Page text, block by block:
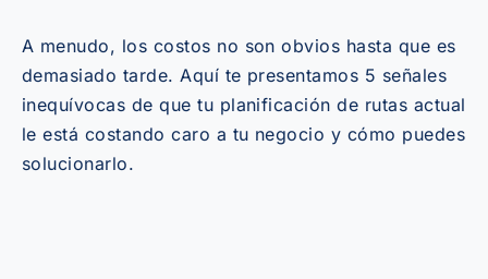
A menudo, los costos no son obvios hasta que es
demasiado tarde. Aquí te presentamos 5 señales
inequívocas de que tu planificación de rutas actual
le está costando caro a tu negocio y cómo puedes
solucionarlo.